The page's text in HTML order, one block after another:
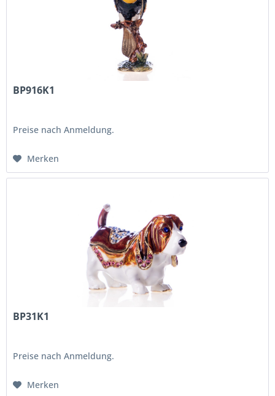
BP916K1
Preise nach Anmeldung.
Merken
BP31K1
Preise nach Anmeldung.
Merken